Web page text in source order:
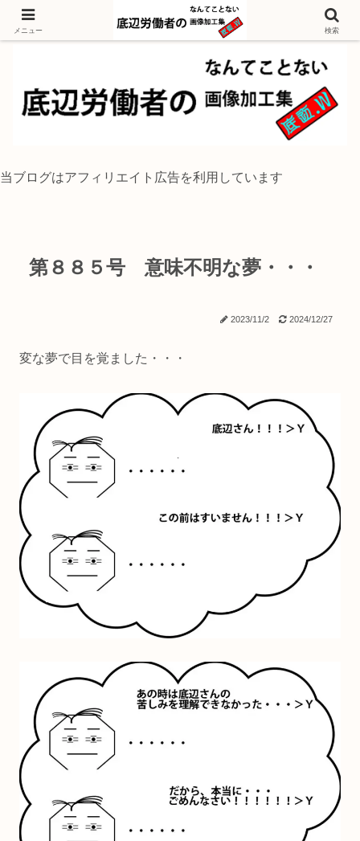
独身底辺おじさんが風景写真をイラスト風に加工するブログ
当ブログはアフィリエイト広告を利用しています
第８８５号 意味不明な夢・・・
2023/11/2 2024/12/27
変な夢で目を覚ました・・・
メニュー 検索